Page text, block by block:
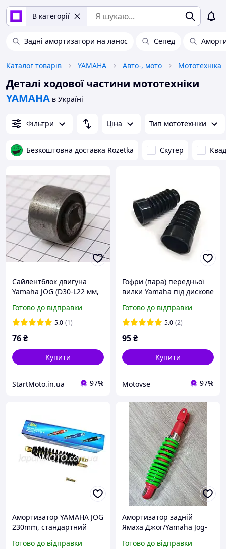
В категорії
Задні амортизатори на ланос Сепед
Каталог товарів YAMAHA Авто-, мото Мототехніка
Деталі ходової частини мототехніки
YAMAHA в Україні
Фільтри Ціна Тип мототехніки
Безкоштовна доставка Rozetka Скутер
Сайлентблок двигуна
Yamaha JOG (D30-L22 мм,
1 шт.
Готово до відправки
5.0 (1)
76₴
Купити
StartMoto.in.ua 97%
Гофри (пара) передньої
вилки Yamaha під дискове
Готово до відправки
5.0 (2)
95₴
Купити
Motovse 97%
Амортизатор YAMAHA JOG
230mm, стандартний
Готово до відправки
Амортизатор задній
Ямаха Джог/Yamaha Jog-
Готово до відправки